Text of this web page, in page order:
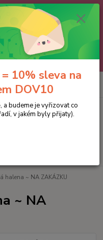
9.8. 🌼
e-maily i telefonáty vyřídíme
Děkujeme za trpělivost.
doprava ZDARMA nad 700 Kč
kód: DOV10
Menu
0
halena ~ NA ZAKÁZKU
~ NA
10% sleva na
DOV10
a budeme je vyřizovat co
v jakém byly přijaty).